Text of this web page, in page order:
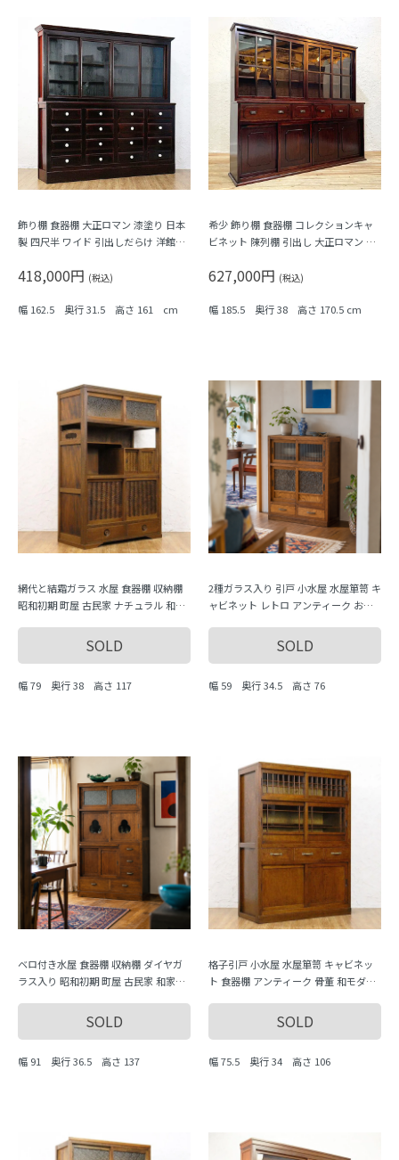
飾り棚 食器棚 大正ロマン 漆塗り 日本
製 四尺半 ワイド 引出しだらけ 洋館風
418,000円 (税込)
幅 162.5 奥行 31.5 高さ 161 cm
希少 飾り棚 食器棚 コレクションキャ
ビネット 陳列棚 引出し 大正ロマン 日
家具 レトロモダン
627,000円 (税込)
幅 185.5 奥行 38 高さ 170.5 cm
網代と結霜ガラス 水屋 食器棚 収納棚
昭和初期 町屋 古民家 ナチュラル 和家
SOLD
幅 79 奥行 38 高さ 117
2種ガラス入り 引戸 小水屋 水屋箪笥 キ
ャビネット レトロ アンティーク おし
SOLD
幅 59 奥行 34.5 高さ 76
ベロ付き水屋 食器棚 収納棚 ダイヤガ
ラス入り 昭和初期 町屋 古民家 和家具
SOLD
幅 91 奥行 36.5 高さ 137
格子引戸 小水屋 水屋箪笥 キャビネッ
ト 食器棚 アンティーク 骨董 和モダン
SOLD
幅 75.5 奥行 34 高さ 106